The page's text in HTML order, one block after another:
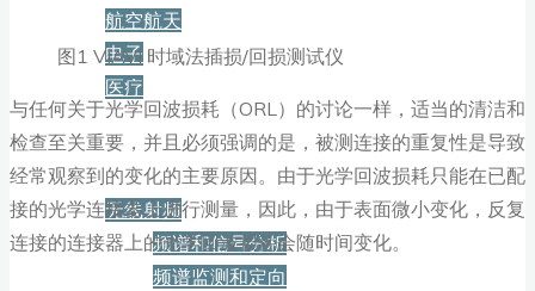
航空航天
电子
医疗
产品
无线射频
频谱和信号分析
频谱监测和定向
图1 VIAVI 时域法插损/回损测试仪
与任何关于光学回波损耗（ORL）的讨论一样，适当的清洁和
检查至关重要，并且必须强调的是，被测连接的重复性是导致
经常观察到的变化的主要原因。由于光学回波损耗只能在已配
接的光学连接器上进行测量，因此，由于表面微小变化，反复
连接的连接器上的光学回波损耗会随时间变化。